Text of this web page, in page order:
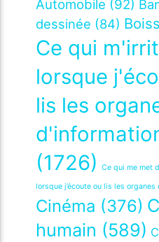
Automobile (92)
dessinée (84)
Ce qui
lorsque
lis les
(1726)
Ce qui me met
lorsque j’écoute ou lis les organes
Cinéma (376)
humain (589)